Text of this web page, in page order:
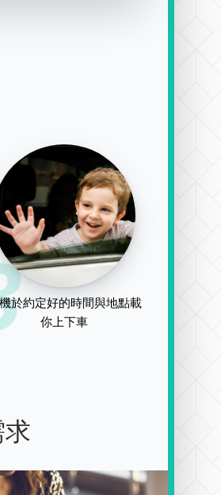
於約定好的時間與地點載
你上下車